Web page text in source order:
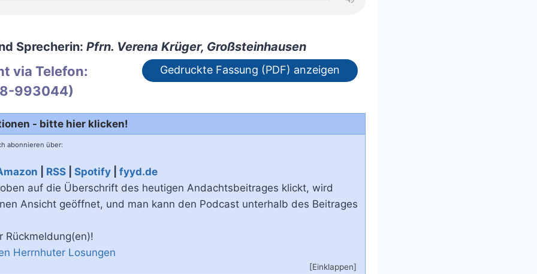
Sprecherin: Pfrn. Verena Krüger, Großsteinhausen
via Telefon:
993044)
Gedruckte Fassung (PDF) anzeigen
- bitte hier klicken!
abonnieren über:
RSS Spotify
fyyd.de
auf die Überschrift des heutigen Andachtsbeitrages klickt, wird
Ansicht geöffnet, und man kann den Podcast unterhalb des Beitrages
Rückmeldung(en)!
Herrnhuter Losungen
[Einklappen]